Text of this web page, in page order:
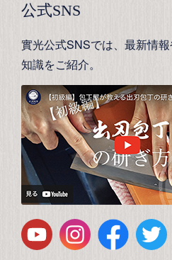
公式SNS
實光公式SNSでは、最新情
知識をご紹介。